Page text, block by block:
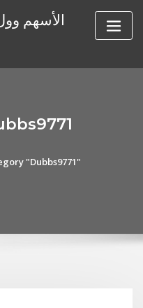
الأسهم
"Dubbs9771"